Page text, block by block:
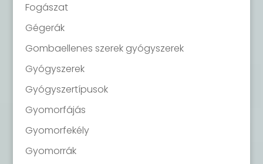
Fogászat
Gégerák
Gombaellenes szerek gyógyszerek
Gyógyszerek
Gyógyszertípusok
Gyomorfájás
Gyomorfekély
Gyomorrák